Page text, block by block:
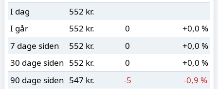
I dag
552 kr.
I går
552 kr. 0
+0,0 %
7 dage siden
552 kr. 0
+0,0 %
30 dage siden 552 kr. 0
+0,0 %
90 dage siden 547 kr. -5 -0,9 %